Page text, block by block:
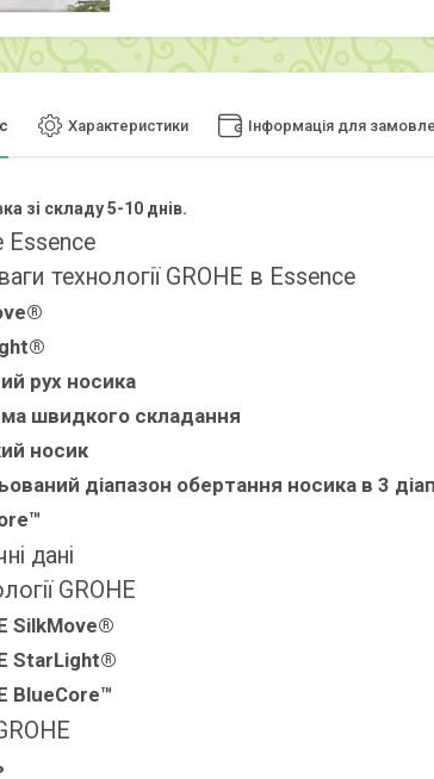
Характеристики Інформація для
зі складу 5-10 днів.
Essence
технології GROHE в Essence
рух носика
швидкого складання
носик
діапазон обертання носика в 3
дані
GROHE
SilkMove®
StarLight®
BlueCore™